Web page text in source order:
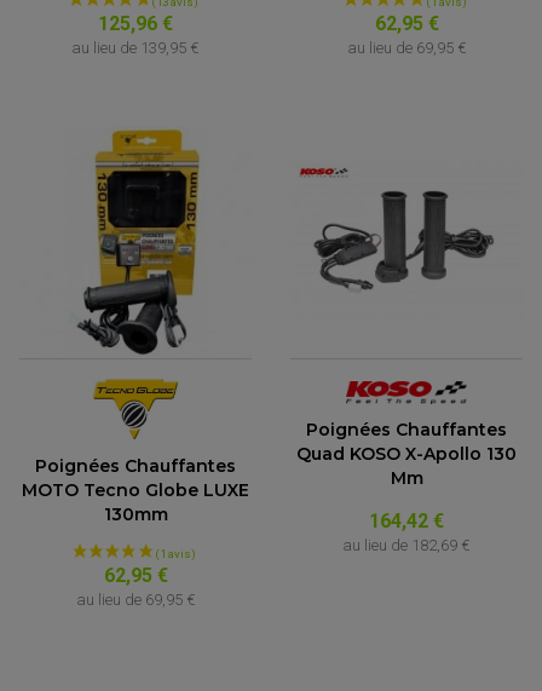
KIT STREET BIKE
LEVIER DE FREIN
LEVIER D'EMBRAYAGE
SÉLECTEUR DE VITESSE
BULLE / PARE-BRISE
LEVIER DE FREIN
RÉTROVISEUR TYPE ORIGINE
GALET DE VARIATEUR
COURROIE
VARIATEUR SCOOTER
POMPE A ESSENCE
125,96 €
au lieu de 139,95 €
62,95 €
au lieu de 69,95 €
Poignées Chauffantes
MOTO Tecno Globe LUXE
130mm
62,95 €
au lieu de 69,95 €
Poignées Chauffantes
Quad KOSO X-Apollo 130
Mm
164,42 €
au lieu de 182,69 €